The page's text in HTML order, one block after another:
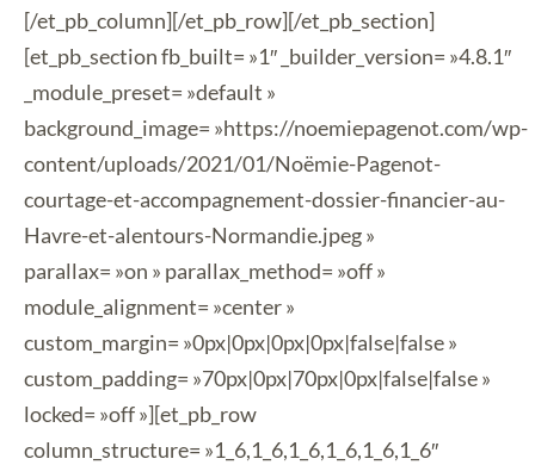
[/et_pb_column][/et_pb_row][/et_pb_section]
[et_pb_section fb_built= »1″ _builder_version= »4.8.1″
_module_preset= »default »
background_image= »https://noemiepagenot.com/wp-
content/uploads/2021/01/Noëmie-Pagenot-
courtage-et-accompagnement-dossier-financier-au-
Havre-et-alentours-Normandie.jpeg »
parallax= »on » parallax_method= »off »
module_alignment= »center »
custom_margin= »0px|0px|0px|0px|false|false »
custom_padding= »70px|0px|70px|0px|false|false »
locked= »off »][et_pb_row
column_structure= »1_6,1_6,1_6,1_6,1_6,1_6″